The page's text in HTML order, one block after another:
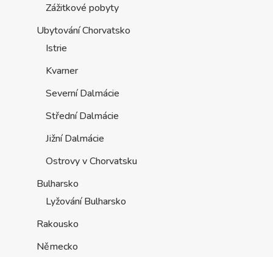
Zážitkové pobyty
Ubytování Chorvatsko
Istrie
Kvarner
Severní Dalmácie
Střední Dalmácie
Jižní Dalmácie
Ostrovy v Chorvatsku
Bulharsko
Lyžování Bulharsko
Rakousko
Německo